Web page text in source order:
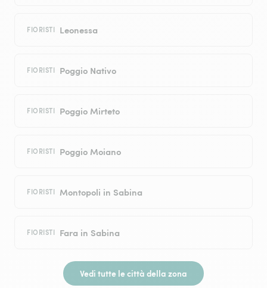
FIORISTI Leonessa
FIORISTI Poggio Nativo
FIORISTI Poggio Mirteto
FIORISTI Poggio Moiano
FIORISTI Montopoli in Sabina
FIORISTI Fara in Sabina
Vedi tutte le città della zona